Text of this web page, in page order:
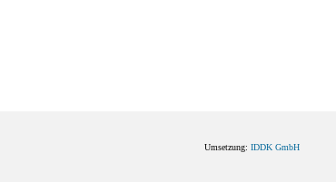
Umsetzung: IDDK GmbH